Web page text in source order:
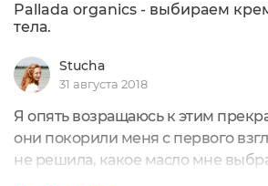
Pallada organics - выбираем
тела.
Stucha
31 августа 2018
Я опять возращаюсь к этим
они покорили меня с первого
не решила, какое масло мне